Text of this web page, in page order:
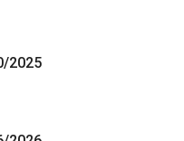
2025